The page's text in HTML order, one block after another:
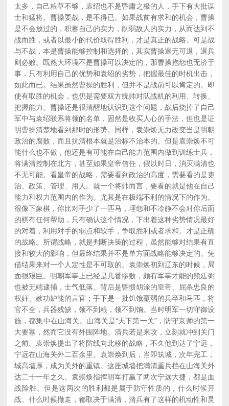
太多，自己粮草不够，袁绍也不是昏庸之极的人，手下有大批谋
士和猛将。曹操要战，是不得已。如果战前有求和的机会，曹操
是不会放过的，积蓄自己的实力，削弱敌人的实力，从而达到不
战而胜，或者以最小的代价取得胜利，才是真正的战略。可是战
与不战，本是曹操能够控制和选择的，其实曹操退无可退，退兵
则必败。既然大环境不是曹操可以决定的，那曹操抱怨也无济于
事，只有利用自己的优势和袁绍的劣势，把握最佳的时机出击，
如此而已。结果虽然曹操的胜利，但并不是战前可以肯定的。即
使有取胜的机会，也仍是需要双方统帅对队战机的利用、转换、
把握能力。曹操还是很清醒地认识到这个问题，战后烧掉了自己
军中与袁绍联系将领的名单，固然是收买人心的手法，但也是证
明曹操清楚地看到那时的形势。同样，袁崇焕无力改变当是明朝
政治的腐败，而且抗清根本就是治标不治本的。但是袁崇焕不可
能什么也不做，他还是有可能在自己能力范围内做到训练士兵，
将满清控制在北方，甚至如果皇帝信任，假以时日，消灭满清也
不无可能。看皇帝的战略，需要看到政治的高度，需要看的是吏
治、政策、管理、用人。就一个将帅而言，要看的就是他在自己
能力和权力范围内的作为。尤其是在极端不利的情况下的作为。
很像下象棋，你比对手少了一匹马，埋怨和不冷静不会对你后面
的棋有任何帮助，只有确认这个情况，下出着这种劣势情况最好
的对着，利用对手的弱点和软手，争取胜利或者求和。才是正确
的战略。所谓战略，就是判断决策的过程，虽然能够对结果有直
接和较大的影响，但最终结果并不是单方面战略能够决定的。凭
借结果来对一个人定性是不可取的。袁崇焕初到辽东的时候，局
面很艰巨。明朝军事上已经是几番惨败，颇有军事才能的熊廷弼
也被无端逮捕，士气低落。背后是昏愦胡涂的皇帝、屈杀忠良的
权奸、嫉功妒能的言官；手下是一批饥饿羸弱的兵卒和马匹，将
官不全，兵器残缺，领不到粮，领不到饷。当时明军一切守御设
施，都集中在山海关。山海关是“天下第一关”，防守京师的第一
大要塞，然而它没有外围阵地。清兵若是来攻，立刻就冲到关门
之前。袁崇焕提出了将防线向北移的战略，不久他到达了宁远，
宁远在山海关外二百余里。袁崇焕到后，当即筑城，次年完工，
城高墙厚，成为关外的重镇。这座城墙把满清重兵挡在山海关外
达二十一年之久。袁崇焕指挥明军打赢了两次宁远大捷，都是血
战险胜。但是这两次的胜利都是属于防守性质的，什么时候开
战、什么时候撤走，都取决于满清，清兵有了这样的机动性和灵